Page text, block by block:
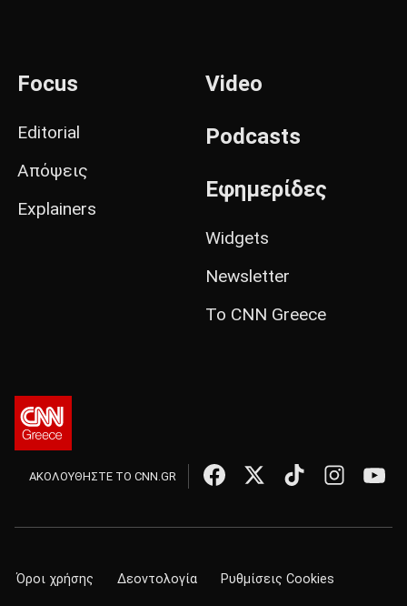
Focus
Editorial
Απόψεις
Explainers
Video
Podcasts
Εφημερίδες
Widgets
Newsletter
Το CNN Greece
ΑΚΟΛΟΥΘΗΣΤΕ ΤΟ CNN.GR
Όροι χρήσης Δεοντολογία Ρυθμίσεις Cookies